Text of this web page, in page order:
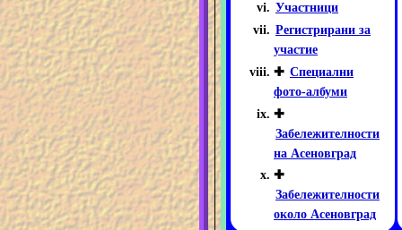
Участници
Регистрирани за
участие
✚ Специални
фото-албуми
✚
Забележителности
на Асеновград
✚
Забележителности
около Асеновград